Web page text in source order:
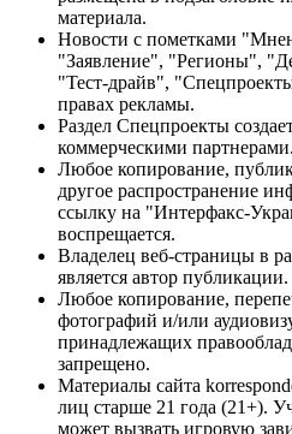
материала.
Новости с пометками
"Заявление", "Регионы",
"Тест-драйв",
правах рекламы.
Раздел Спецпроекты
коммерческими партнерами.
Любое копирование,
другое распространение
ссылку на "Интерфакс-
воспрещается.
Владелец веб-страницы в
является автор публикации.
Любое копирование,
фотографий и/или
принадлежащих
запрещено.
Материалы сайта
лиц старше 21 года (21+).
может вызвать игровую